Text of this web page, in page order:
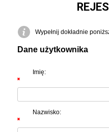
Wypełnij dokładnie
Dane użytkownika
Imię:
Nazwisko: